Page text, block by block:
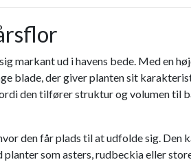
ud i havens bede. Med en
blade, der giver planten sit
den tilfører struktur og volumen til
den får plads til at udfolde sig. Den
som asters, rudbeckia eller